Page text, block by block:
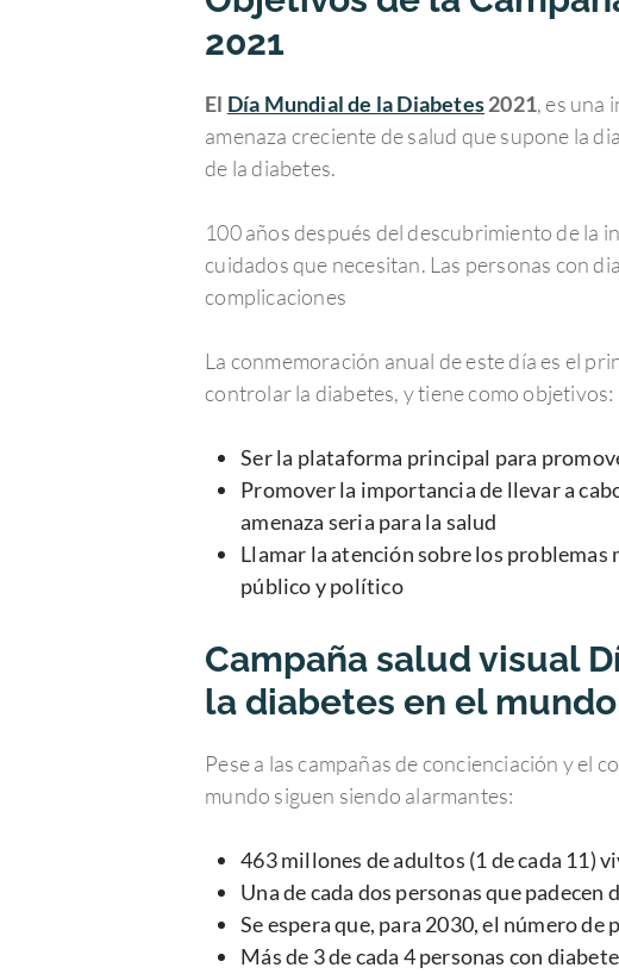
2021
El Día Mundial de la Diabetes2021, es una
amenaza creciente de salud que supone la
de la diabetes.
100 años después del descubrimiento de la
cuidados que necesitan. Las personas con
complicaciones
La conmemoración anual de este día es el
controlar la diabetes, y tiene como objetivos:
Ser la plataforma principal para
Promover la importancia de llevar a
amenaza seria para la salud
Llamar la atención sobre los
público y político
Campaña salud visual
la diabetes en el mundo
Pese a las campañas de concienciación y el
mundo siguen siendo alarmantes:
463 millones de adultos (1 de cada 11)
Una de cada dos personas que
Se espera que, para 2030, el número
Más de 3 de cada 4 personas con